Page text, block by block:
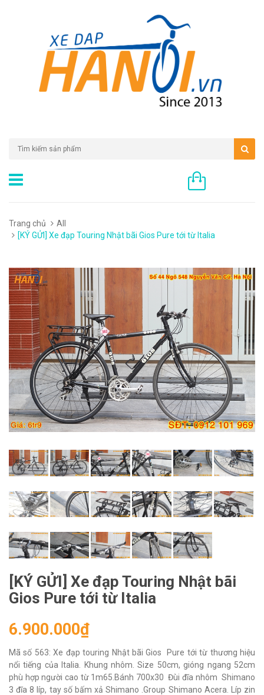
Trang chủ
All
[KÝ GỬI] Xe đạp Touring Nhật bãi Gios Pure tới từ Italia
[KÝ GỬI] Xe đạp Touring Nhật bãi
Gios Pure tới từ Italia
6.900.000₫
Mã số 563: Xe đạp touring Nhật bãi Gios Pure tới từ thương hiệu
nổi tiếng của Italia. Khung nhôm. Size 50cm, gióng ngang 52cm
phù hợp người cao từ 1m65.Bánh 700x30 Đùi đĩa nhôm Shimano
3 đĩa 8 líp, tay số bấm xả Shimano .Group Shimano Acera. Líp zin